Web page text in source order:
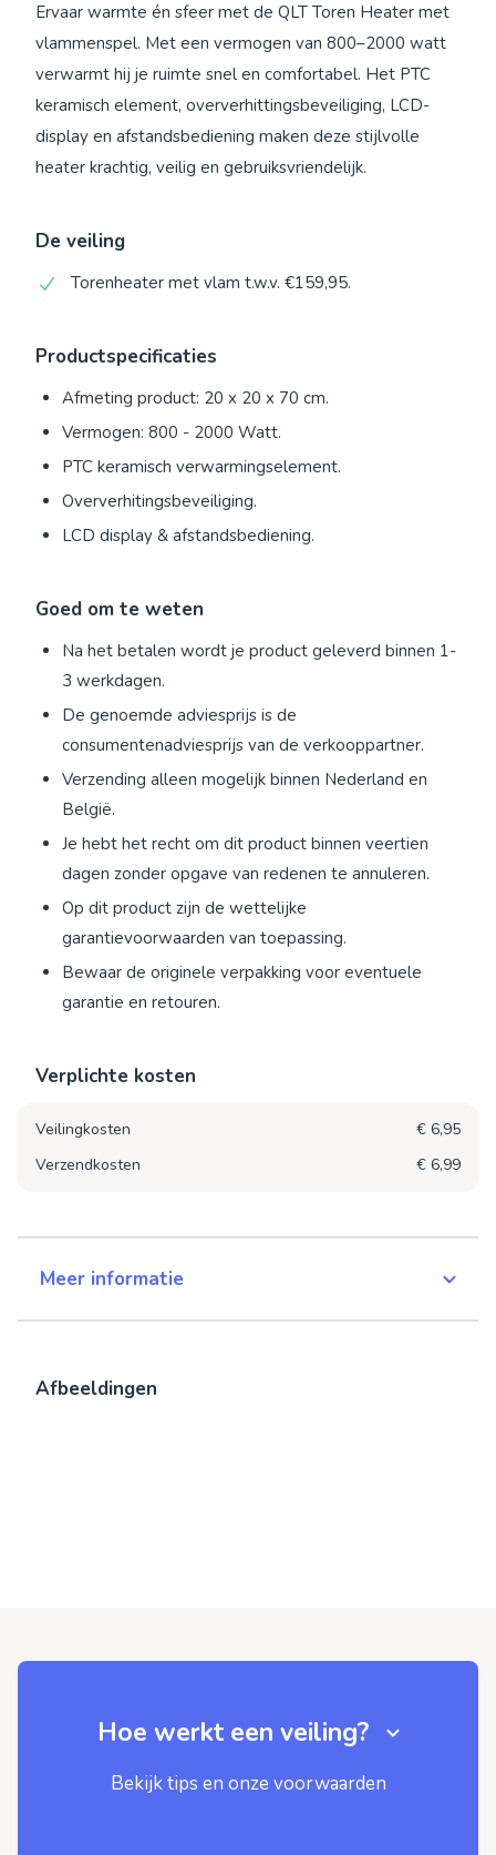
Ervaar warmte én sfeer met de QLT Toren Heater met
vlammenspel. Met een vermogen van 800–2000 watt
verwarmt hij je ruimte snel en comfortabel. Het PTC
keramisch element, oververhittingsbeveiliging, LCD-
display en afstandsbediening maken deze stijlvolle
heater krachtig, veilig en gebruiksvriendelijk.
De veiling
Torenheater met vlam t.w.v. €159,95.
Productspecificaties
Afmeting product: 20 x 20 x 70 cm.
Vermogen: 800 - 2000 Watt.
PTC keramisch verwarmingselement.
Oververhitingsbeveiliging.
LCD display & afstandsbediening.
Goed om te weten
Na het betalen wordt je product geleverd binnen 1-
3 werkdagen.
De genoemde adviesprijs is de
consumentenadviesprijs van de verkooppartner.
Verzending alleen mogelijk binnen Nederland en
België.
Je hebt het recht om dit product binnen veertien
dagen zonder opgave van redenen te annuleren.
Op dit product zijn de wettelijke
garantievoorwaarden van toepassing.
Bewaar de originele verpakking voor eventuele
garantie en retouren.
Verplichte kosten
Veilingkosten
€ 6,95
Verzendkosten
€ 6,99
Meer informatie
Afbeeldingen
Hoe werkt een veiling?
Bekijk tips en onze voorwaarden